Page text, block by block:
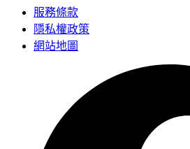
服務條款
隱私權政策
網站地圖